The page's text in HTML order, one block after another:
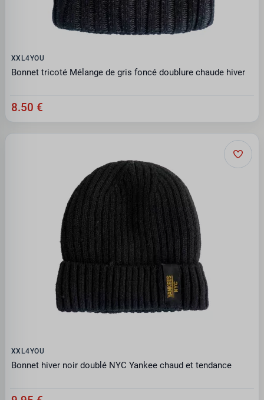
XXL4YOU
Bonnet tricoté Mélange de gris foncé doublure chaude hiver
8.50 €
XXL4YOU
Bonnet hiver noir doublé NYC Yankee chaud et tendance